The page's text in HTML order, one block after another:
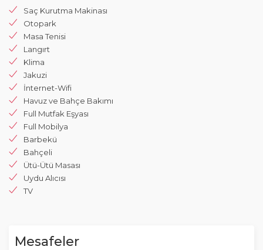
Saç Kurutma Makinası
Otopark
Masa Tenisi
Langırt
Klima
Jakuzi
İnternet-Wifi
Havuz ve Bahçe Bakımı
Full Mutfak Eşyası
Full Mobilya
Barbekü
Bahçeli
Ütü-Ütü Masası
Uydu Alıcısı
TV
Mesafeler